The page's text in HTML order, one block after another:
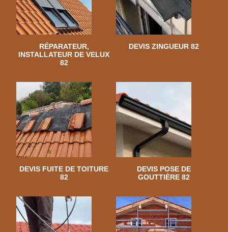
RÉPARATEUR,
INSTALLATEUR DE VELUX
82
DEVIS ZINGUEUR 82
DEVIS FUITE DE TOITURE
82
DEVIS POSE DE
GOUTTIÈRE 82